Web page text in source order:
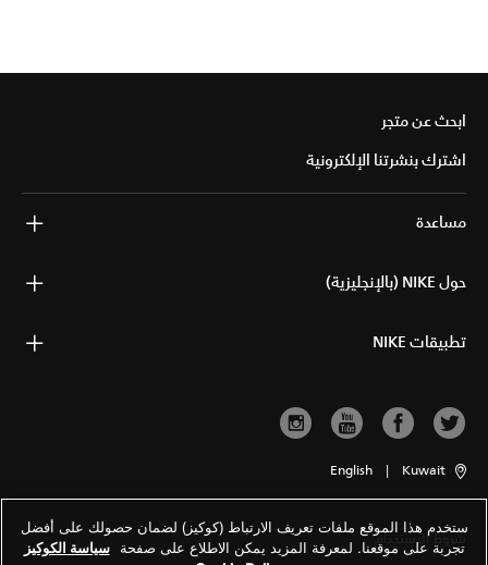
ابحث عن متجر
اشترك بنشرتنا الإلكترونية
مساعدة
حول NIKE (بالإنجليزية)
تطبيقات NIKE
Kuwait
|
English
شروط الاستخدام
ستخدم هذا الموقع ملفات تعريف الارتباط (كوكيز) لضمان حصولك على أفضل
تجربة على موقعنا. لمعرفة المزيد يمكن الاطلاع على صفحة سياسة الكوكيز